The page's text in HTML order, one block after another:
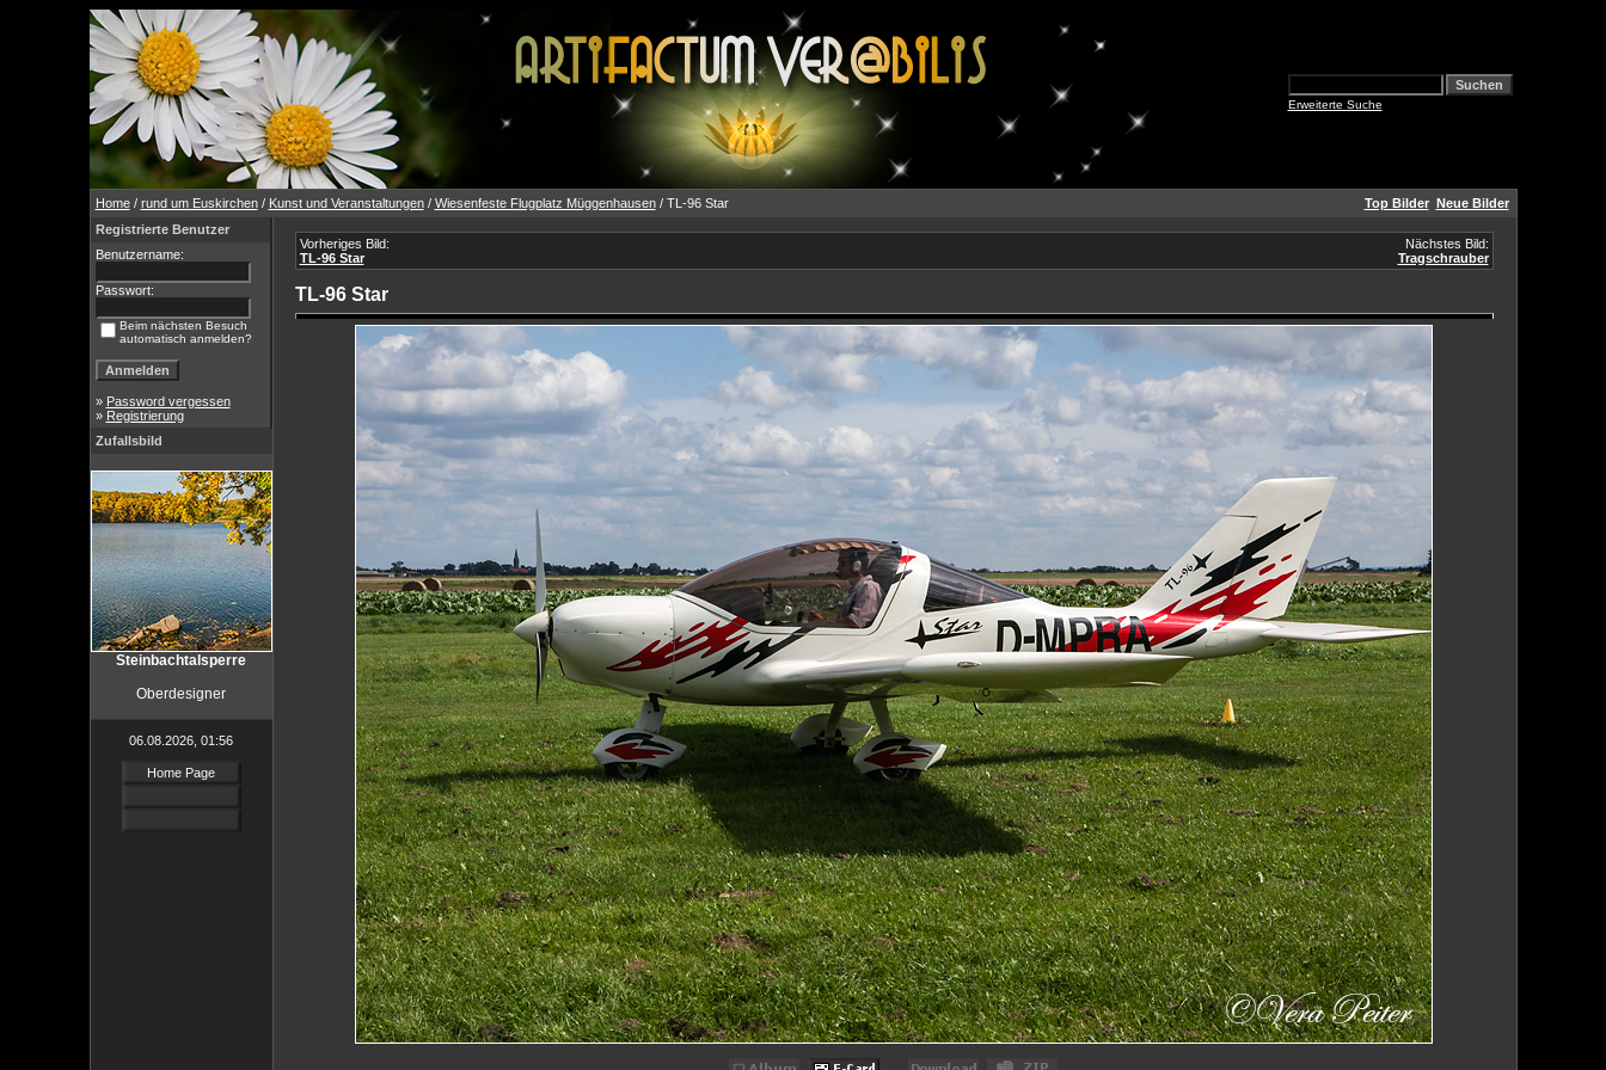
Erweiterte Suche
Home/ rund um Euskirchen/ Kunst und Veranstaltungen/ Wiesenfeste Flugplatz Müggenhausen/ TL-96 Star Top Bilder Neue Bilder
Registrierte Benutzer
Benutzername:
Passwort:
Beim nächsten Besuch
automatisch anmelden?
» Password vergessen
» Registrierung
Zufallsbild
Steinbachtalsperre
Oberdesigner
06.08.2026, 01:56
Home Page
Vorheriges Bild:
TL-96 Star
Nächstes Bild:
Tragschrauber
TL-96 Star